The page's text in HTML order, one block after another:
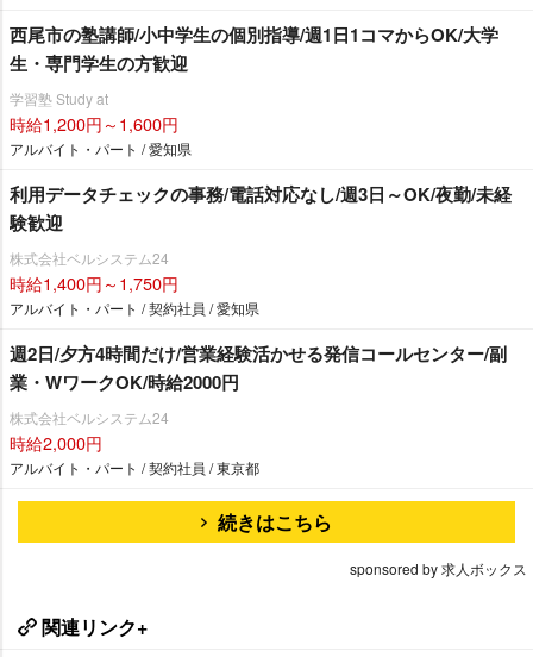
西尾市の塾講師/小中学生の個別指導/週1日1コマからOK/大学
生・専門学生の方歓迎
学習塾 Study at
時給1,200円～1,600円
アルバイト・パート / 愛知県
利用データチェックの事務/電話対応なし/週3日～OK/夜勤/未経
験歓迎
株式会社ベルシステム24
時給1,400円～1,750円
アルバイト・パート / 契約社員 / 愛知県
週2日/夕方4時間だけ/営業経験活かせる発信コールセンター/副
業・WワークOK/時給2000円
株式会社ベルシステム24
時給2,000円
アルバイト・パート / 契約社員 / 東京都
続きはこちら
sponsored by 求人ボックス
関連リンク+